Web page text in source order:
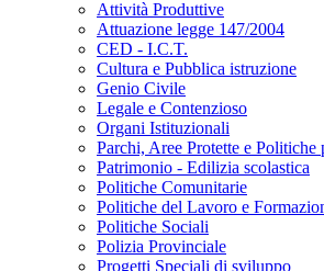
Attività Produttive
Attuazione legge 147/2004
CED - I.C.T.
Cultura e Pubblica istruzione
Genio Civile
Legale e Contenzioso
Organi Istituzionali
Parchi, Aree Protette e Politiche
Patrimonio - Edilizia scolastica
Politiche Comunitarie
Politiche del Lavoro e
Politiche Sociali
Polizia Provinciale
Progetti Speciali di sviluppo